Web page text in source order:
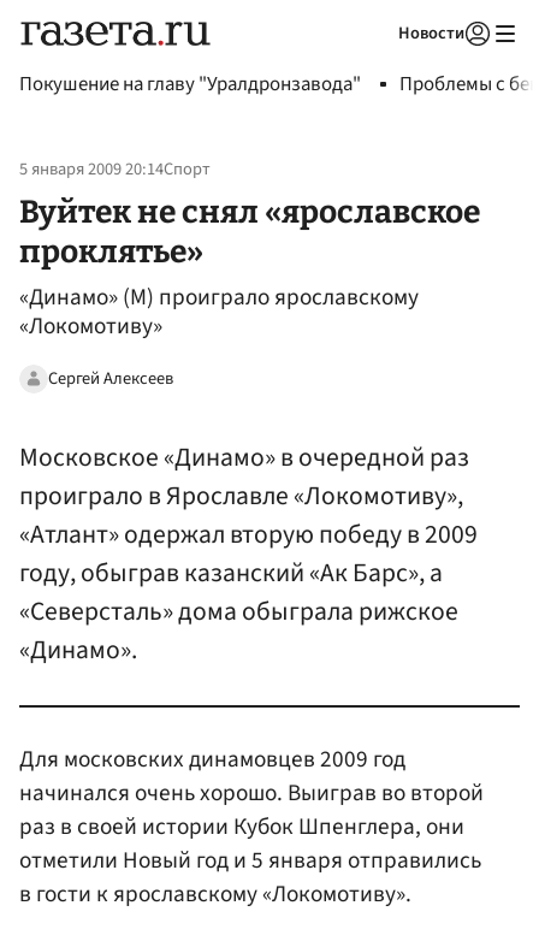
Новости
Покушение на главу "Уралдронзавода" Проблемы с
5 января 2009 20:14Спорт
Вуйтек не снял «ярославское
проклятье»
«Динамо» (М) проиграло ярославскому
«Локомотиву»
Сергей Алексеев
Московское «Динамо» в очередной раз
проиграло в Ярославле «Локомотиву»,
«Атлант» одержал вторую победу в 2009
году, обыграв казанский «Ак Барс», а
«Северсталь» дома обыграла рижское
«Динамо».
Для московских динамовцев 2009 год
начинался очень хорошо. Выиграв во второй
раз в своей истории Кубок Шпенглера, они
отметили Новый год и 5 января отправились
в гости к ярославскому «Локомотиву».